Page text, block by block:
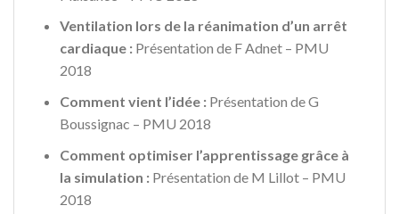
Ventilation lors de la réanimation d’un arrêt
cardiaque : Présentation de F Adnet – PMU
2018
Comment vient l’idée :Présentation de G
Boussignac – PMU 2018
Comment optimiser l’apprentissage grâce à
la simulation :Présentation de M Lillot – PMU
2018